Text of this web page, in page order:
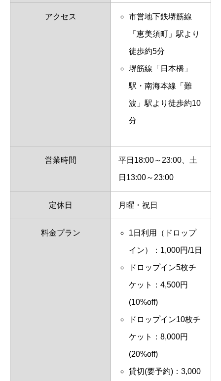
アクセス 市営地下鉄堺筋線
「恵美須町」駅より
徒歩約5分
堺筋線「日本橋」
駅・南海本線「難
波」駅より徒歩約10
分
営業時間 平日18:00～23:00、土
日13:00～23:00
定休日 月曜・祝日
料金プラン 1日利用（ドロップ
イン）：1,000円/1日
ドロップイン5枚チ
ケット：4,500円
(10%off)
ドロップイン10枚チ
ケット：8,000円
(20%off)
貸切(要予約)：3,000